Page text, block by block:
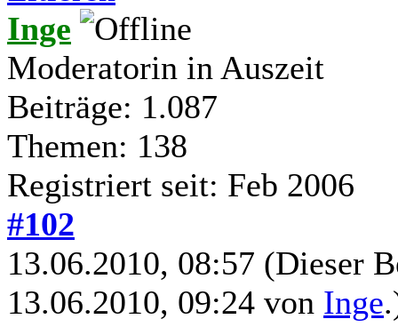
Inge
Moderatorin in Auszeit
Beiträge: 1.087
Themen: 138
Registriert seit: Feb 2006
#102
13.06.2010, 08:57 (Dieser
13.06.2010, 09:24 von Inge